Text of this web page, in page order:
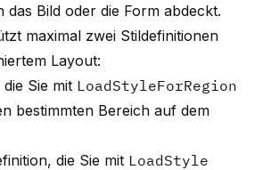
das Bild oder die Form abdeckt.
maximal zwei Stildefinitionen
Layout:
Sie mit LoadStyleForRegion
bestimmten Bereich auf dem
die Sie mit LoadStyle